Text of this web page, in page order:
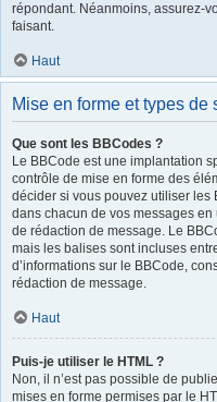
répondant. Néanmoins, assurez-
faisant.
Haut
Mise en forme et types de
Que sont les BBCodes ?
Le BBCode est une implantation
contrôle de mise en forme des
décider si vous pouvez utiliser les
dans chacun de vos messages
de rédaction de message. Le
mais les balises sont incluses
d’informations sur le BBCode,
rédaction de message.
Haut
Puis-je utiliser le HTML ?
Non, il n’est pas possible de
mises en forme permises par le